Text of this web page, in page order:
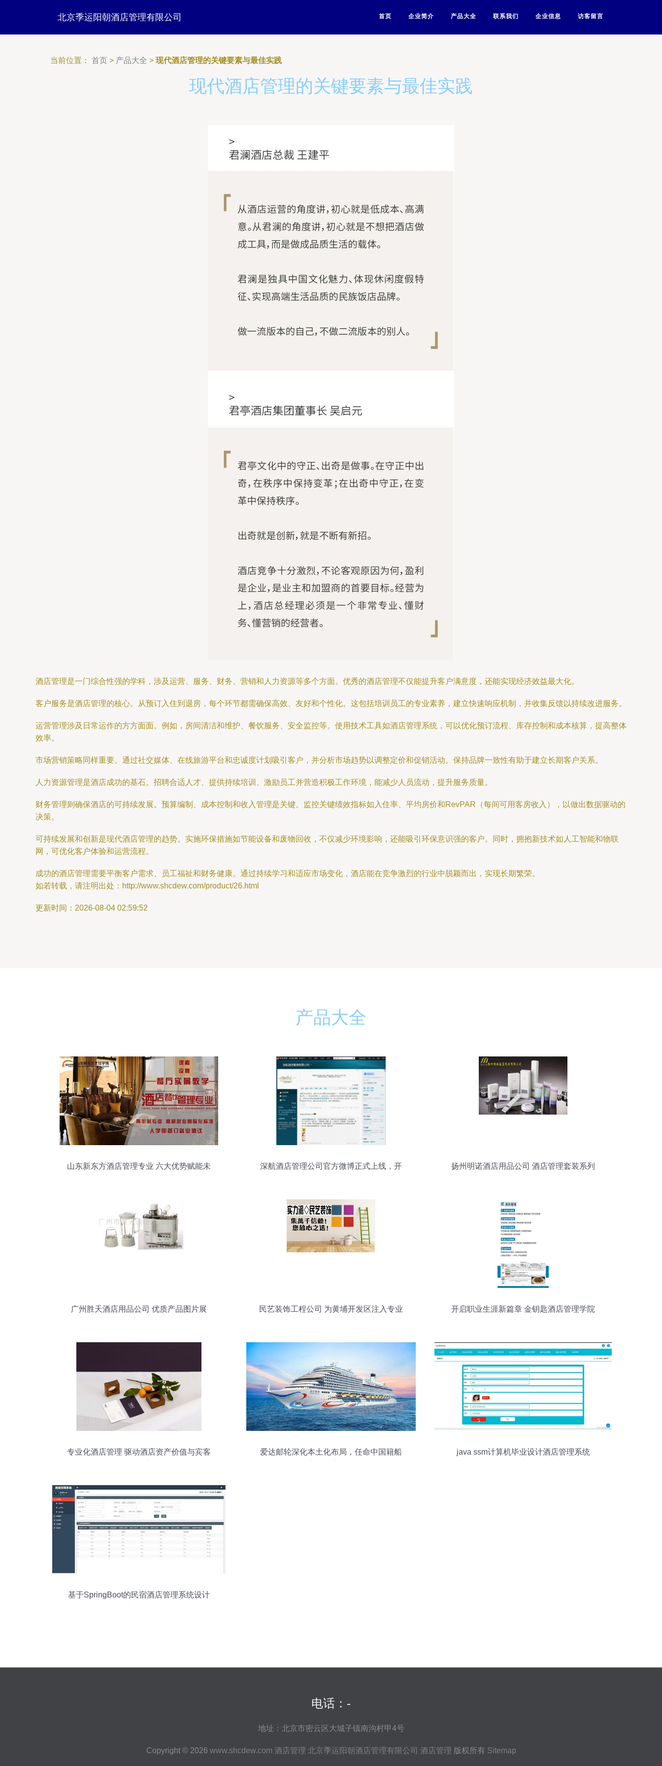
北京季运阳朝酒店管理有限公司 首页 企业简介 产品大全 联系我们 企业信息 访客留言
当前位置： 首页 > 产品大全 > 现代酒店管理的关键要素与最佳实践
现代酒店管理的关键要素与最佳实践
酒店管理是一门综合性强的学科，涉及运营、服务、财务、营销和人力资源等多个方面。优秀的酒店管理不仅能提升客户满意度，还能实现经济效益最大化。
客户服务是酒店管理的核心。从预订入住到退房，每个环节都需确保高效、友好和个性化。这包括培训员工的专业素养，建立快速响应机制，并收集反馈以持续改进服务。
运营管理涉及日常运作的方方面面。例如，房间清洁和维护、餐饮服务、安全监控等。使用技术工具如酒店管理系统，可以优化预订流程、库存控制和成本核算，提高整体
效率。
市场营销策略同样重要。通过社交媒体、在线旅游平台和忠诚度计划吸引客户，并分析市场趋势以调整定价和促销活动。保持品牌一致性有助于建立长期客户关系。
人力资源管理是酒店成功的基石。招聘合适人才、提供持续培训、激励员工并营造积极工作环境，能减少人员流动，提升服务质量。
财务管理则确保酒店的可持续发展。预算编制、成本控制和收入管理是关键。监控关键绩效指标如入住率、平均房价和RevPAR（每间可用客房收入），以做出数据驱动的
决策。
可持续发展和创新是现代酒店管理的趋势。实施环保措施如节能设备和废物回收，不仅减少环境影响，还能吸引环保意识强的客户。同时，拥抱新技术如人工智能和物联
网，可优化客户体验和运营流程。
成功的酒店管理需要平衡客户需求、员工福祉和财务健康。通过持续学习和适应市场变化，酒店能在竞争激烈的行业中脱颖而出，实现长期繁荣。
如若转载，请注明出处：http://www.shcdew.com/product/26.html
更新时间：2026-08-04 02:59:52
产品大全
山东新东方酒店管理专业 六大优势赋能未
深航酒店管理公司官方微博正式上线，开
扬州明诺酒店用品公司 酒店管理套装系列
广州胜天酒店用品公司 优质产品图片展
民艺装饰工程公司 为黄埔开发区注入专业
开启职业生涯新篇章 金钥匙酒店管理学院
专业化酒店管理 驱动酒店资产价值与宾客
爱达邮轮深化本土化布局，任命中国籍船
java ssm计算机毕业设计酒店管理系统
基于SpringBoot的民宿酒店管理系统设计
电话：-
地址：北京市密云区大城子镇南沟村甲4号
Copyright © 2026 www.shcdew.com 酒店管理 北京季运阳朝酒店管理有限公司 酒店管理 版权所有 Sitemap